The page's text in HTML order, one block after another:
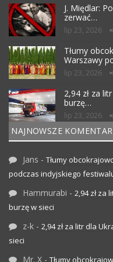
J. Międlar:
zerwać…
lip 23, 2026
Tłumy
Warszawy
lip 23, 2026
2,94 zł za
burzę…
lip 23, 2026
NAJNOWSZE
Jans - Tłumy
podczas indyjskiego
Hammurabi - 2,94 zł za
burzę w sieci
z-k - 2,94 zł za litr dla
sieci
Mr. X - Tłumy